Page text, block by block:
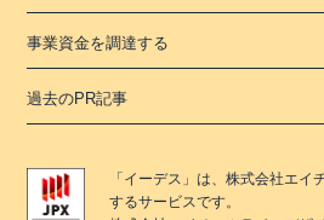
事業資金を調達する
過去のPR記事
「 イーデス 」は、株式会社エイ
するサービスです。